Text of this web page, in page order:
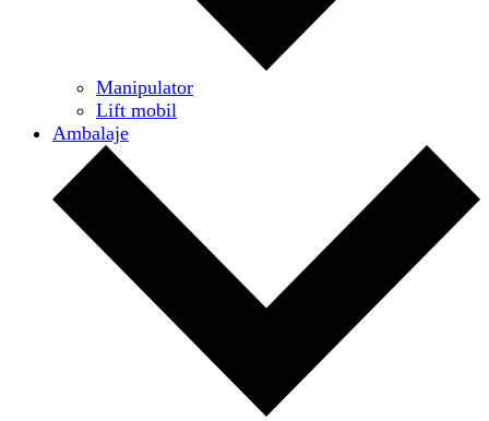
Manipulator
Lift mobil
Ambalaje